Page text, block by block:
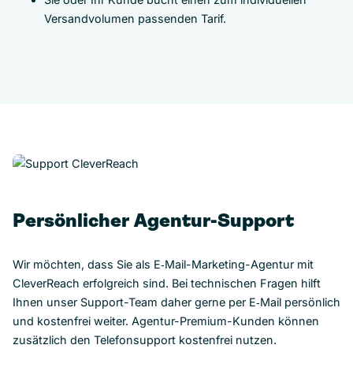
Versandvolumen passenden Tarif.
Persönlicher Agentur-Support
Wir möchten, dass Sie als E‑Mail-Marketing-Agentur mit
CleverReach erfolgreich sind. Bei technischen Fragen hilft
Ihnen unser Support-Team daher gerne per E‑Mail persönlich
und kostenfrei weiter. Agentur-Premium-Kunden können
zusätzlich den Telefonsupport kostenfrei nutzen.